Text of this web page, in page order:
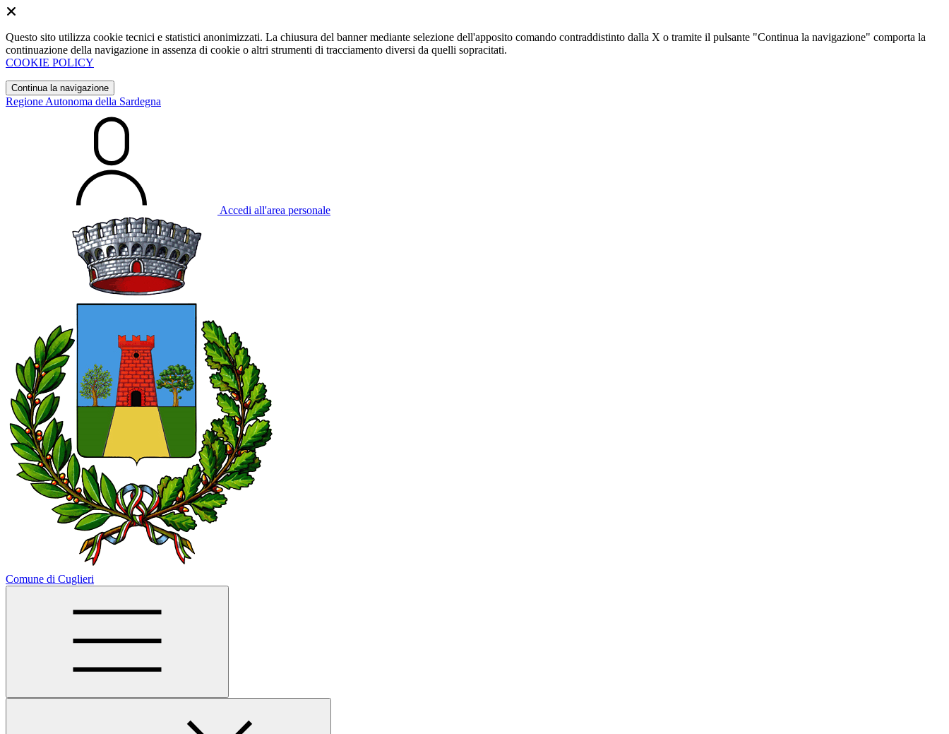
Questo sito utilizza cookie tecnici e statistici anonimizzati. La chiusura del banner mediante selezione dell'apposito comando contraddistinto dalla X o tramite il pulsante "Continua la navigazione" comporta la
continuazione della navigazione in assenza di cookie o altri strumenti di tracciamento diversi da quelli sopracitati.
COOKIE POLICY
Continua la navigazione
Regione Autonoma della Sardegna
Accedi all'area personale
Comune di Cuglieri